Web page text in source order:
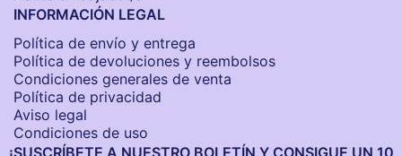
INFORMACIÓN LEGAL
Política de envío y entrega
Política de devoluciones y reembolsos
Condiciones generales de venta
Política de privacidad
Aviso legal
Condiciones de uso